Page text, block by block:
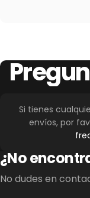
Si tienes
envíos, por
¿No
No dudes en